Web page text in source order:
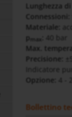
Lunghezza
Connessioni:
Materiale:
p max
40 bar
Max.
Precisione:
Opzione:
4 -
Bollettino